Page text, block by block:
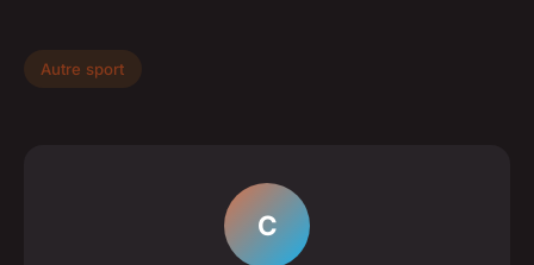
Autre sport
C